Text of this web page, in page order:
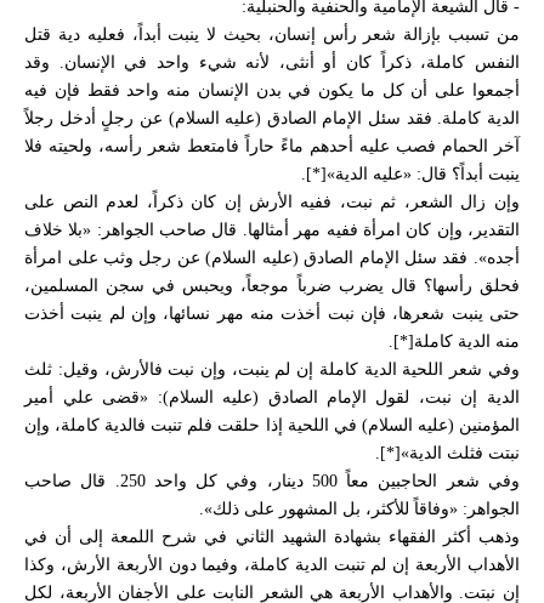
- قال الشيعة الإمامية والحنفية والحنبلية:
من تسبب بإزالة شعر رأس إنسان، بحيث لا ينبت أبداً، فعليه دية قتل
النفس كاملة، ذكراً كان أو أنثى، لأنه شيء واحد في الإنسان. وقد
أجمعوا على أن كل ما يكون في بدن الإنسان منه واحد فقط فإن فيه
الدية كاملة. فقد سئل الإمام الصادق (عليه السلام) عن رجلٍ أدخل رجلاً
آخر الحمام فصب عليه أحدهم ماءً حاراً فامتعط شعر رأسه، ولحيته فلا
ينبت أبداً؟ قال: «عليه الدية»[*].
وإن زال الشعر، ثم نبت، ففيه الأرش إن كان ذكراً، لعدم النص على
التقدير، وإن كان امرأة ففيه مهر أمثالها. قال صاحب الجواهر: «بلا خلاف
أجده». فقد سئل الإمام الصادق (عليه السلام) عن رجل وثب على امرأة
فحلق رأسها؟ قال يضرب ضرباً موجعاً، ويحبس في سجن المسلمين،
حتى ينبت شعرها، فإن نبت أخذت منه مهر نسائها، وإن لم ينبت أخذت
منه الدية كاملة[*].
وفي شعر اللحية الدية كاملة إن لم ينبت، وإن نبت فالأرش، وقيل: ثلث
الدية إن نبت، لقول الإمام الصادق (عليه السلام): «قضى علي أمير
المؤمنين (عليه السلام) في اللحية إذا حلقت فلم تنبت فالدية كاملة، وإن
نبتت فثلث الدية»[*].
وفي شعر الحاجبين معاً 500 دينار، وفي كل واحد 250. قال صاحب
الجواهر: «وفاقاً للأكثر، بل المشهور على ذلك».
وذهب أكثر الفقهاء بشهادة الشهيد الثاني في شرح اللمعة إلى أن في
الأهداب الأربعة إن لم تنبت الدية كاملة، وفيما دون الأربعة الأرش، وكذا
إن نبتت. والأهداب الأربعة هي الشعر النابت على الأجفان الأربعة، لكل